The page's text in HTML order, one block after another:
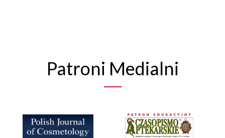
Patroni Medialni